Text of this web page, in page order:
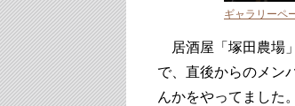
ギャラリーペ
居酒屋「塚田農場
で、直後からのメン
んかをやってました